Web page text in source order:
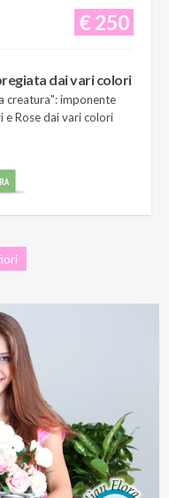
€ 250
dai vari colori
creatura": imponente
e Rose dai vari colori